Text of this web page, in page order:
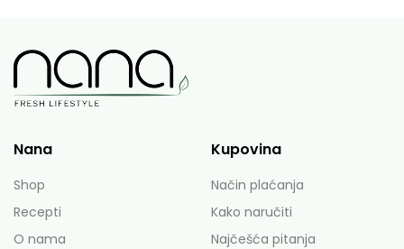
Nana
Shop
Recepti
O nama
Kupovina
Način plaćanja
Kako naručiti
Najčešća pitanja